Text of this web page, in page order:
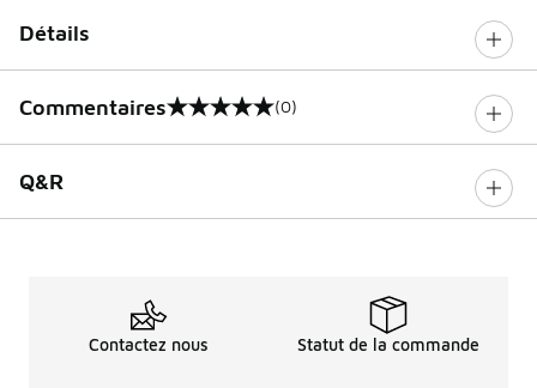
Détails
Commentaires
0 sur 5 notes (0)
Q&R
Contactez nous Statut de la commande